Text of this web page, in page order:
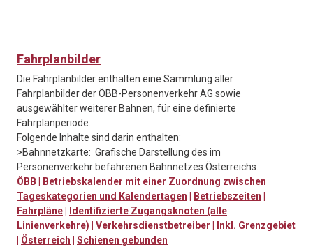
Fahrplanbilder
Die Fahrplanbilder enthalten eine Sammlung aller
Fahrplanbilder der ÖBB-Personenverkehr AG sowie
ausgewählter weiterer Bahnen, für eine definierte
Fahrplanperiode.
Folgende Inhalte sind darin enthalten:
>Bahnnetzkarte: Grafische Darstellung des im
Personenverkehr befahrenen Bahnnetzes Österreichs.
ÖBB
Betriebskalender mit einer Zuordnung zwischen
Tageskategorien und Kalendertagen
Betriebszeiten
Fahrpläne
Identifizierte Zugangsknoten (alle
Linienverkehre)
Verkehrsdienstbetreiber
Inkl. Grenzgebiet
Österreich Schienen gebunden